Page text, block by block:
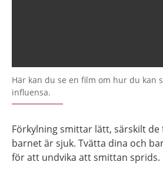
Här kan du se en film om hur du kan
influensa.
Förkylning smittar lätt, särskilt
barnet är sjuk. Tvätta dina och
för att undvika att smittan sprids.